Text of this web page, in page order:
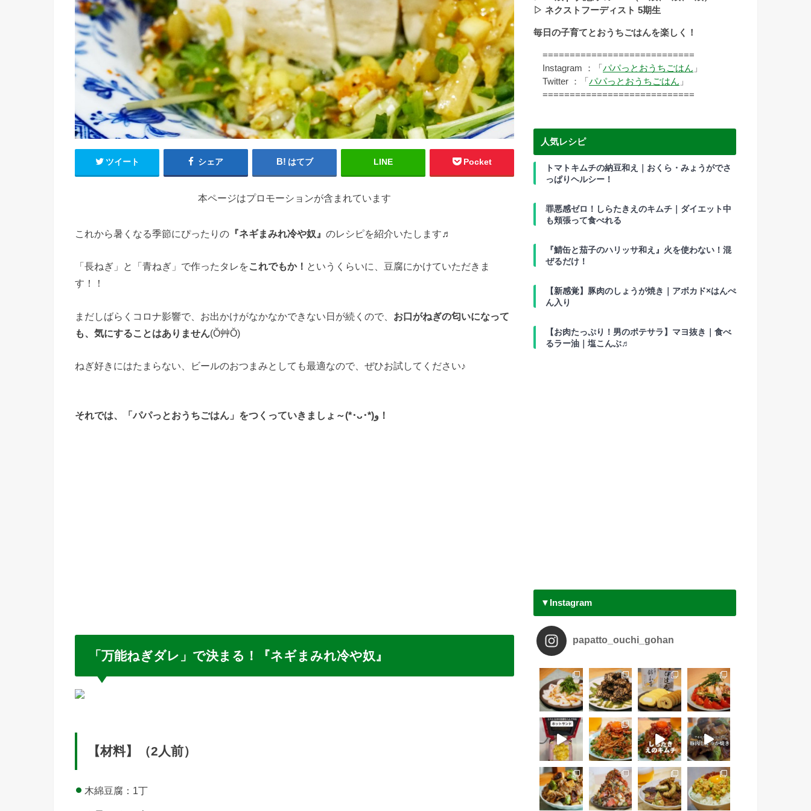
ツイート シェア はてブ LINE Pocket
本ページはプロモーションが含まれています
これから暑くなる季節にぴったりの 『ネギまみれ冷や奴』 のレシピを紹介いたします♬
「長ねぎ」と「青ねぎ」で作ったタレをこれでもか！ というくらいに、豆腐にかけていただきま
す！！
まだしばらくコロナ影響で、お出かけがなかなかできない日が続くので、 お口がねぎの匂いになって
も、気にすることはありません(Ŏ艸Ŏ)
ねぎ好きにはたまらない、ビールのおつまみとしても最適なので、ぜひお試してください♪
それでは、「パパっとおうちごはん」をつくっていきましょ～(*･ᴗ･*)و！
「万能ねぎダレ」で決まる！『ネギまみれ冷や奴』
【材料】（2人前）
木綿豆腐：1丁
▷ ネクストフーディスト 5期生
毎日の子育てとおうちごはんを楽しく！
============================
Instagram ：「 パパっとおうちごはん 」
Twitter ：「 パパっとおうちごはん 」
============================
人気レシピ
トマトキムチの納豆和え｜おくら・みょうがでさ
っぱりヘルシー！
罪悪感ゼロ！しらたきえのキムチ｜ダイエット中
も頬張って食べれる
『鯖缶と茄子のハリッサ和え』火を使わない！混
ぜるだけ！
【新感覚】豚肉のしょうが焼き｜アボカド×はんぺ
ん入り
【お肉たっぷり！男のポテサラ】マヨ抜き｜食べ
るラー油｜塩こんぶ♬
▼Instagram
papatto_ouchi_gohan